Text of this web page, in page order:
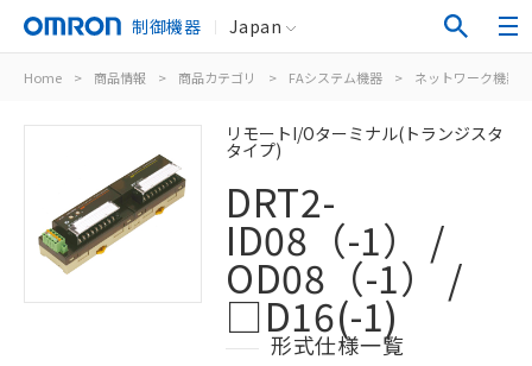
制御機器 Japan
Home > 商品情報 > 商品カテゴリ > FAシステム機器 > ネットワーク機器
リモートI/Oターミナル(トランジスタ
タイプ)
DRT2-
ID08（-1） /
OD08（-1） /
□D16(-1)
形式仕様一覧